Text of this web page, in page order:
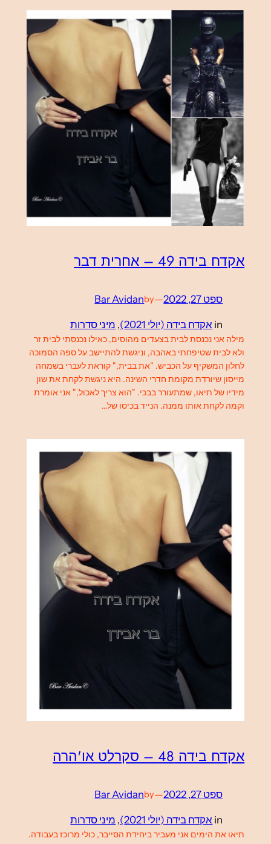
אקדח בידה 49 – אחרית דבר
ספט 27, 2022 —
by
Bar Avidan
in אקדח בידה (יולי 2021) , מיני סדרות
מילה אני נכנסת לבית בצעדים מהוסים, כאילו נכנסתי לבית זר
ולא לבית שטיפחתי באהבה, וניגשת להתיישב על ספה הסמוכה
לחלון המשקיף על הכביש. "את בבית," קוראת לעברי בשמחה
מייסון שיורדת מקומת חדרי השינה. היא ניגשת לקחת את שון
מידיו של תיאו, שמתעורר בבכי. "הוא צריך לאכול," אני אומרת
וקמה לקחת אותו ממנה. הנייד בכיסו של…
אקדח בידה 48 – סקרלט או'הרה
ספט 27, 2022 —
by
Bar Avidan
in אקדח בידה (יולי 2021) , מיני סדרות
תיאו את הימים אני מעביר ביחידת הסייבר, כולי מרוכז בעבודה.